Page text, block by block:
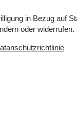
auf dem Gelände 2
m²
in Bezug auf
oder widerrufen.